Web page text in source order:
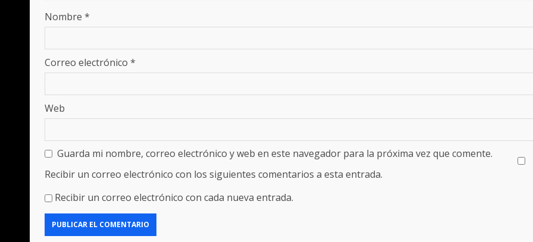
Nombre *
Correo electrónico *
Web
Guarda mi nombre, correo electrónico y web en este navegador para la próxima vez que comente.
Recibir un correo electrónico con los siguientes comentarios a esta entrada.
Recibir un correo electrónico con cada nueva entrada.